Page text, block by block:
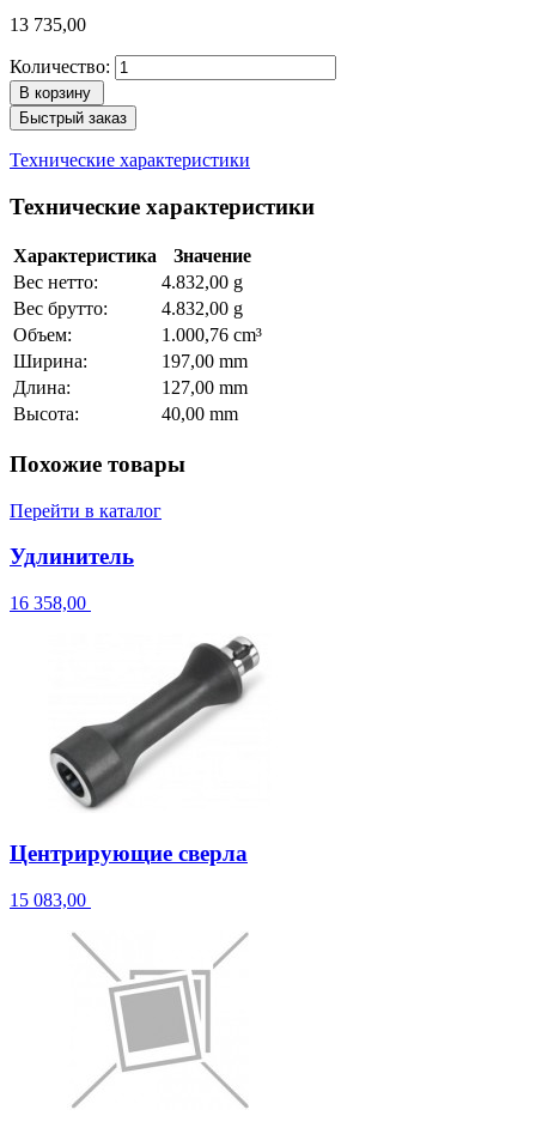
13 735,00
Количество:
В корзину
Быстрый заказ
Технические характеристики
Технические характеристики
Характеристика
Значение
Вес нетто:
4.832,00 g
Вес брутто:
4.832,00 g
Объем:
1.000,76 cm³
Ширина:
197,00 mm
Длина:
127,00 mm
Высота:
40,00 mm
Похожие товары
Перейти в каталог
Удлинитель
16 358,00
Центрирующие сверла
15 083,00